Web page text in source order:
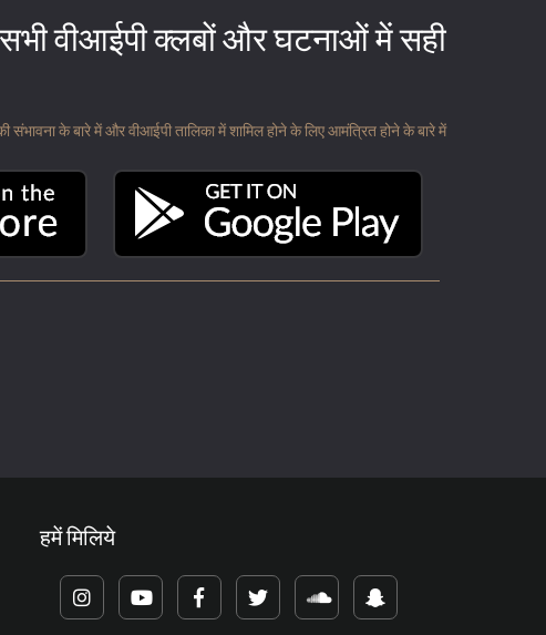
वीआईपी क्लबों और घटनाओं में सही
के बारे में और वीआईपी तालिका में शामिल होने के लिए आमंत्रित होने के बारे में
हमें मिलिये